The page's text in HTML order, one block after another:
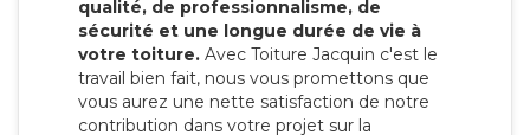
qualité, de professionnalisme, de
sécurité et une longue durée de vie à
votre toiture. Avec Toiture Jacquin c'est le
travail bien fait, nous vous promettons que
vous aurez une nette satisfaction de notre
contribution dans votre projet sur la